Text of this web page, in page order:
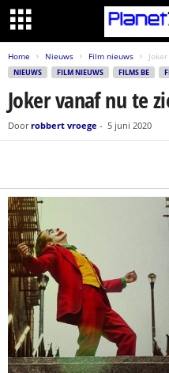
Home Nieuws Film nieuws
NIEUWS FILM NIEUWS FILMS BE
Joker vanaf nu te
Door robbert vroege - 5 juni 2020